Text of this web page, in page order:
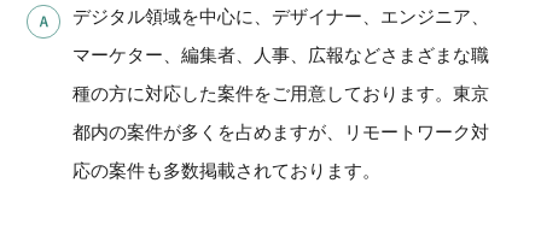
デジタル領域を中心に、デザイナー、エンジニア、
マーケター、編集者、人事、広報などさまざまな職
種の方に対応した案件をご用意しております。東京
都内の案件が多くを占めますが、リモートワーク対
応の案件も多数掲載されております。